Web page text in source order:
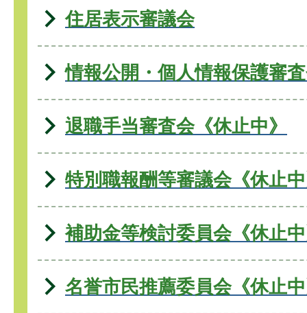
住居表示審議会
情報公開・個人情報保護審
退職手当審査会《休止中》
特別職報酬等審議会《休止
補助金等検討委員会《休止
名誉市民推薦委員会《休止